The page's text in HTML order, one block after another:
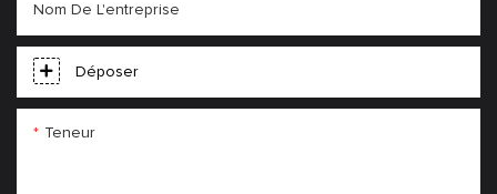
Nom De L'entreprise
Déposer
Teneur